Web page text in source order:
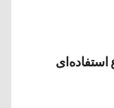
استفاده‌ای